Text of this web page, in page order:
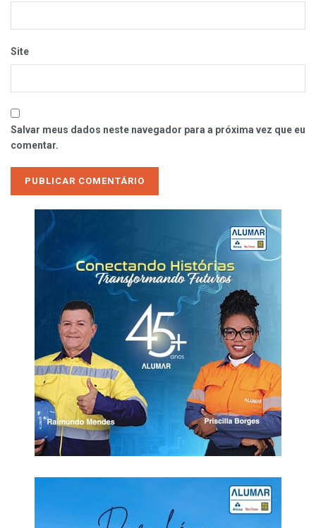
Site
Salvar meus dados neste navegador para a próxima vez que eu
comentar.